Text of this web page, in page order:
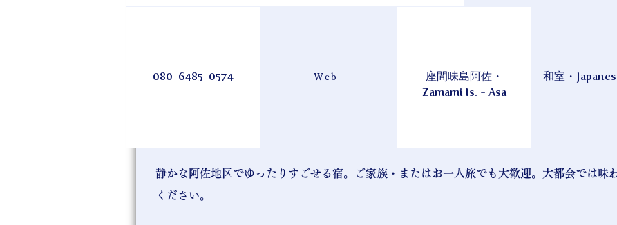
静かな阿佐地区でゆったりすごせる宿。ご家族・またはお一人旅でも大歓迎。大都会では味
ください。
080-6485-0574 Web
座間味島阿佐・
Zamami Is. - Asa
和室・